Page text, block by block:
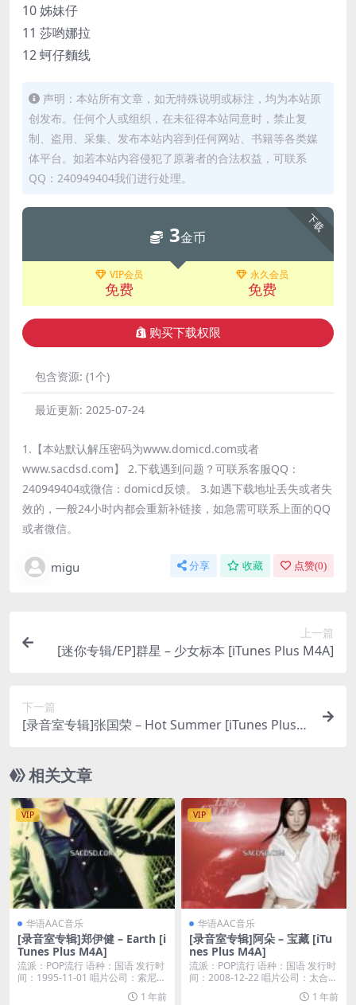
10 姊妹仔
11 莎哟娜拉
12 蚵仔麵线
声明：本站所有文章，如无特殊说明或标注，均为本站原
创发布。任何个人或组织，在未征得本站同意时，禁止复
制、盗用、采集、发布本站内容到任何网站、书籍等各类媒
体平台。如若本站内容侵犯了原著者的合法权益，可联系
QQ：240949404我们进行处理。
下载
3金币
VIP会员
免费
永久会员
免费
购买下载权限
包含资源: (1个)
最近更新: 2025-07-24
1.【本站默认解压密码为www.domicd.com或者
www.sacdsd.com】 2.下载遇到问题？可联系客服QQ：
240949404或微信：domicd反馈。 3.如遇下载地址丢失或者失
效的，一般24小时内都会重新补链接，如急需可联系上面的QQ
或者微信。
migu 分享 收藏 点赞(0)
上一篇
[迷你专辑/EP]群星 – 少女标本 [iTunes Plus M4A]
下一篇
[录音室专辑]张国荣 – Hot Summer [iTunes Plus
相关文章
VIP
华语AAC音乐
[录音室专辑]郑伊健 – Earth [i
Tunes Plus M4A]
流派：POP流行 语种：国语 发行时
间：1995-11-01 唱片公司：索尼音
1 年前
VIP
华语AAC音乐
[录音室专辑]阿朵 – 宝藏 [iTu
nes Plus M4A]
流派：POP流行 语种：国语 发行时
间：2008-12-22 唱片公司：太合麦
1 年前